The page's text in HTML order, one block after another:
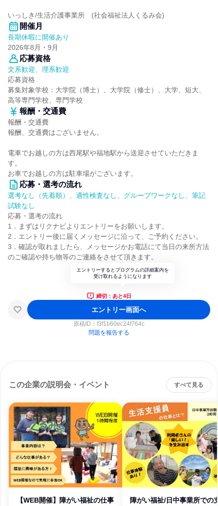
いっしき/生活介護事業所 (社会福祉法人くるみ会)
開催月
長期休暇に開催あり
2026年8月・9月
応募資格
文系歓迎、理系歓迎
応募資格
募集対象学校：大学院（博士）、大学院（修士）、大学、短大、
高等専門学校、専門学校
報酬・交通費
報酬・交通費
報酬、交通費はございません。
電車でお越しの方は西尾駅や福地駅から送迎させていただきま
す。
お車でお越しの方は駐車場がございます。
応募・選考の流れ
選考なし（先着順）、適性検査なし、グループワークなし、筆記
試験なし
応募・選考の流れ
1．まずはリクナビよりエントリーをお願いします。
2．エントリー後に届くメッセージに沿って、ご予約ください。
3．確認が取れましたら、メッセージかお電話にて当日の来所方法
のご確認や持ち物等のご連絡をさせて頂きます。
エントリーするとプログラムの詳細案内を
受け取れるようになります
締切：あと4日
エントリー画面へ
原稿ID： f3f1b60ec24f764c
問題を報告する
この企業の説明会・イベント すべて見る
【WEB開催】障がい福祉の仕事
障がい福祉/日中事業所での